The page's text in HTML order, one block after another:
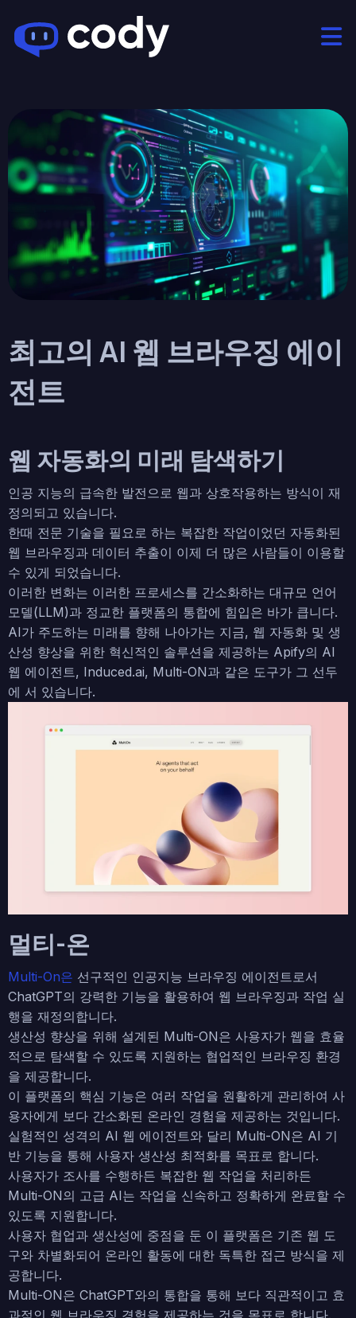
최고의 AI 웹 브라우징 에이
전트
웹 자동화의 미래 탐색하기
인공 지능의 급속한 발전으로 웹과 상호작용하는 방식이 재
정의되고 있습니다.
한때 전문 기술을 필요로 하는 복잡한 작업이었던 자동화된
웹 브라우징과 데이터 추출이 이제 더 많은 사람들이 이용할
수 있게 되었습니다.
이러한 변화는 이러한 프로세스를 간소화하는 대규모 언어
모델(LLM)과 정교한 플랫폼의 통합에 힘입은 바가 큽니다.
AI가 주도하는 미래를 향해 나아가는 지금, 웹 자동화 및 생
산성 향상을 위한 혁신적인 솔루션을 제공하는 Apify의 AI
웹 에이전트, Induced.ai, Multi-ON과 같은 도구가 그 선두
에 서 있습니다.
멀티-온
Multi-On은 선구적인 인공지능 브라우징 에이전트로서
ChatGPT의 강력한 기능을 활용하여 웹 브라우징과 작업 실
행을 재정의합니다.
생산성 향상을 위해 설계된 Multi-ON은 사용자가 웹을 효율
적으로 탐색할 수 있도록 지원하는 협업적인 브라우징 환경
을 제공합니다.
이 플랫폼의 핵심 기능은 여러 작업을 원활하게 관리하여 사
용자에게 보다 간소화된 온라인 경험을 제공하는 것입니다.
실험적인 성격의 AI 웹 에이전트와 달리 Multi-ON은 AI 기
반 기능을 통해 사용자 생산성 최적화를 목표로 합니다.
사용자가 조사를 수행하든 복잡한 웹 작업을 처리하든
Multi-ON의 고급 AI는 작업을 신속하고 정확하게 완료할 수
있도록 지원합니다.
사용자 협업과 생산성에 중점을 둔 이 플랫폼은 기존 웹 도
구와 차별화되어 온라인 활동에 대한 독특한 접근 방식을 제
공합니다.
Multi-ON은 ChatGPT와의 통합을 통해 보다 직관적이고 효